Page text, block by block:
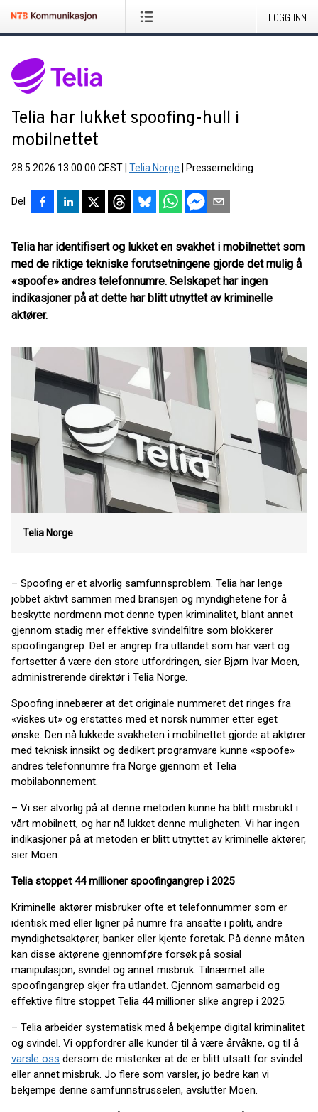
LOGG INN
Telia har lukket spoofing-hull i
mobilnettet
28.5.2026 13:00:00 CEST Telia Norge Pressemelding
Del
Telia har identifisert og lukket en svakhet i mobilnettet som
med de riktige tekniske forutsetningene gjorde det mulig å
«spoofe» andres telefonnumre. Selskapet har ingen
indikasjoner på at dette har blitt utnyttet av kriminelle
aktører.
Telia Norge
– Spoofing er et alvorlig samfunnsproblem. Telia har lenge
jobbet aktivt sammen med bransjen og myndighetene for å
beskytte nordmenn mot denne typen kriminalitet, blant annet
gjennom stadig mer effektive svindelfiltre som blokkerer
spoofingangrep. Det er angrep fra utlandet som har vært og
fortsetter å være den store utfordringen, sier Bjørn Ivar Moen,
administrerende direktør i Telia Norge.
Spoofing innebærer at det originale nummeret det ringes fra
«viskes ut» og erstattes med et norsk nummer etter eget
ønske. Den nå lukkede svakheten i mobilnettet gjorde at aktører
med teknisk innsikt og dedikert programvare kunne «spoofe»
andres telefonnumre fra Norge gjennom et Telia
mobilabonnement.
– Vi ser alvorlig på at denne metoden kunne ha blitt misbrukt i
vårt mobilnett, og har nå lukket denne muligheten. Vi har ingen
indikasjoner på at metoden er blitt utnyttet av kriminelle aktører,
sier Moen.
Telia stoppet 44 millioner spoofingangrep i 2025
Kriminelle aktører misbruker ofte et telefonnummer som er
identisk med eller ligner på numre fra ansatte i politi, andre
myndighetsaktører, banker eller kjente foretak. På denne måten
kan disse aktørene gjennomføre forsøk på sosial
manipulasjon, svindel og annet misbruk. Tilnærmet alle
spoofingangrep skjer fra utlandet. Gjennom samarbeid og
effektive filtre stoppet Telia 44 millioner slike angrep i 2025.
– Telia arbeider systematisk med å bekjempe digital kriminalitet
og svindel. Vi oppfordrer alle kunder til å være årvåkne, og til å
varsle oss dersom de mistenker at de er blitt utsatt for svindel
eller annet misbruk. Jo flere som varsler, jo bedre kan vi
bekjempe denne samfunnstrusselen, avslutter Moen.